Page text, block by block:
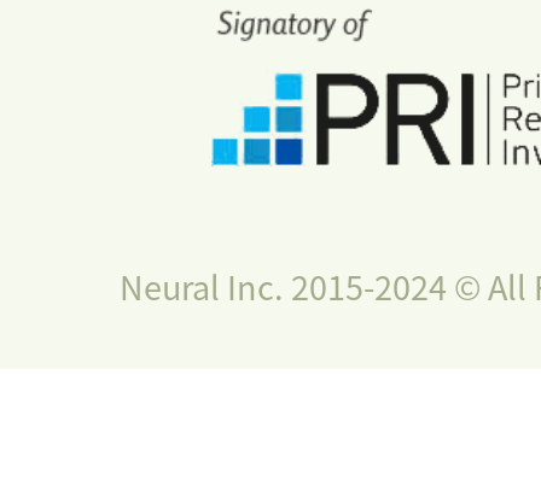
Neural Inc. 2015-2024 © All